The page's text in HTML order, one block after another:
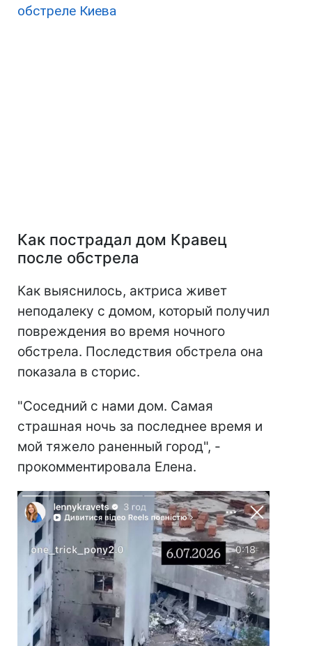
обстреле Киева
Как пострадал дом Кравец
после обстрела
Как выяснилось, актриса живет
неподалеку с домом, который получил
повреждения во время ночного
обстрела. Последствия обстрела она
показала в сторис.
"Соседний с нами дом. Самая
страшная ночь за последнее время и
мой тяжело раненный город", -
прокомментировала Елена.